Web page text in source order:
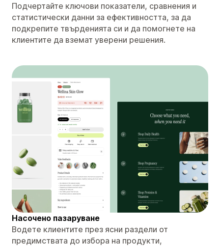
Подчертайте ключови показатели, сравнения и
статистически данни за ефективността, за да
подкрепите твърденията си и да помогнете на
клиентите да вземат уверени решения.
Насочено пазаруване
Водете клиентите през ясни раздели от
предимствата до избора на продукти,